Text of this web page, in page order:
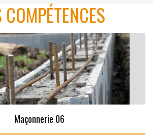
COMPÉTENCES
Maçonnerie 06